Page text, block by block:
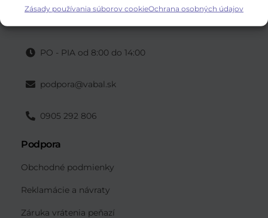
Zásady používania súborov cookieOchrana osobných údajov
PO - PIA od 8:00 do 14:00
podpora@vabal.sk
0905 292 806
Podpora
Obchodné podmienky
Reklamácie a návraty
Záruka vrátenia peňazí